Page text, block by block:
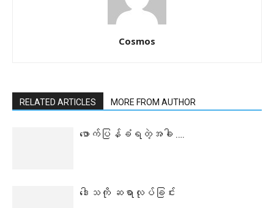
Cosmos
RELATED ARTICLES MORE FROM AUTHOR
ဖောက်ပြန်ခံရတဲ့အခါ ….
ဒေါသကို ဆရာလုပ်ခြင်း